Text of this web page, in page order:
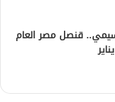
قنصل مصر العام